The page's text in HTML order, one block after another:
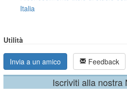
Italia
Utilità
Invia a un amico Feedback
Iscriviti alla nostra